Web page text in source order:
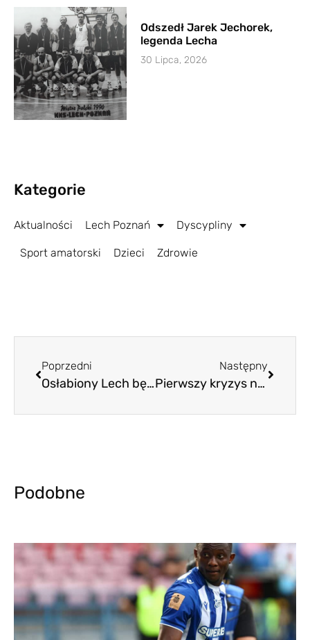
Odszedł Jarek Jechorek,
legenda Lecha
30 Lipca, 2026
Kategorie
Aktualności Lech Poznań Dyscypliny
Sport amatorski Dzieci Zdrowie
Poprzedni
Osłabiony Lech będzie trochę mocniejszy. Na otarcie łez
Następny
Pierwszy kryzys nadszedł. Czy to już czas, by bić na alarm?
Podobne